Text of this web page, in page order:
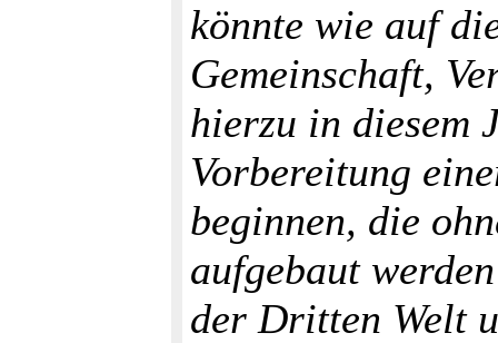
könnte wie auf
Gemeinschaft,
hierzu in diesem
Vorbereitung
beginnen, die
aufgebaut
der Dritten Welt